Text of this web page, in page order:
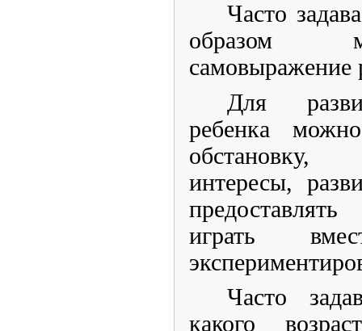
Часто
образом
самовыражение
Для
ребенка
обстановку,
интересы,
играть
Часто
какого